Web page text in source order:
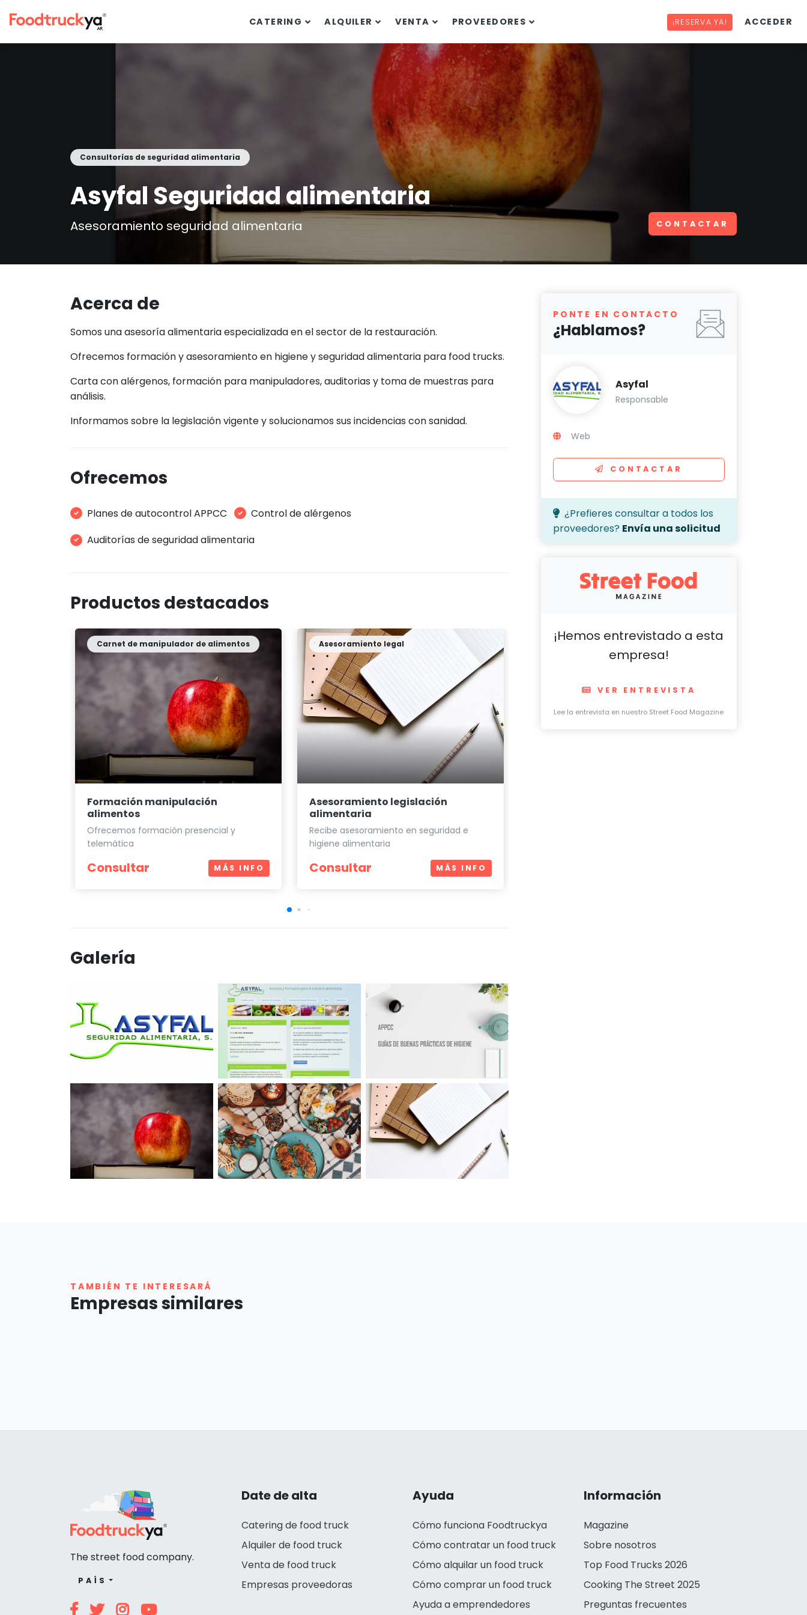
CATERING ALQUILER VENTA PROVEEDORES ¡RESERVA YA! ACCEDER
Consultorías de seguridad alimentaria
Asyfal Seguridad alimentaria
Asesoramiento seguridad alimentaria CONTACTAR
Acerca de
Somos una asesoría alimentaria especializada en el sector de la restauración.
Ofrecemos formación y asesoramiento en higiene y seguridad alimentaria para food trucks.
Carta con alérgenos, formación para manipuladores, auditorias y toma de muestras para
análisis.
Informamos sobre la legislación vigente y solucionamos sus incidencias con sanidad.
Ofrecemos
Planes de autocontrol APPCC
Control de alérgenos
Auditorías de seguridad alimentaria
Productos destacados
Carnet de manipulador de alimentos
Formación manipulación
alimentos
Ofrecemos formación presencial y
telemática
Consultar MÁS INFO
Asesoramiento legal
Asesoramiento legislación
alimentaria
Recibe asesoramiento en seguridad e
higiene alimentaria
Consultar MÁS INFO
Planes de autocontrol APPCC
Galería
PONTE EN CONTACTO
¿Hablamos?
Asyfal
Responsable
Web
CONTACTAR
¿Prefieres consultar a todos los
proveedores? Envía una solicitud
¡Hemos entrevistado a esta
empresa!
VER ENTREVISTA
Lee la entrevista en nuestro Street Food Magazine
TAMBIÉN TE INTERESARÁ
Empresas similares
Date de alta
Catering de food truck
Alquiler de food truck
Venta de food truck
Empresas proveedoras
Ayuda
Cómo funciona Foodtruckya
Cómo contratar un food truck
Cómo alquilar un food truck
Cómo comprar un food truck
Ayuda a emprendedores
Información
Magazine
Sobre nosotros
Top Food Trucks 2026
Cooking The Street 2025
Preguntas frecuentes
The street food company.
PAÍS